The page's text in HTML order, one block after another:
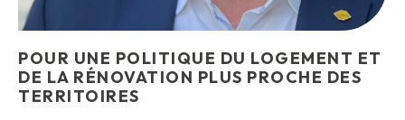
POUR UNE POLITIQUE DU LOGEMENT ET
DE LA RÉNOVATION PLUS PROCHE DES
TERRITOIRES